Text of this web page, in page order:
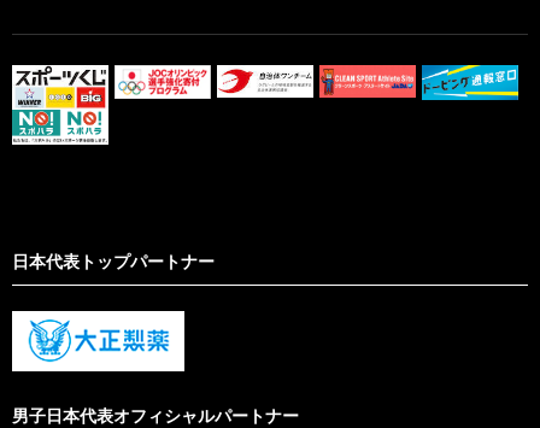
日本代表トップパートナー
男子日本代表オフィシャルパートナー